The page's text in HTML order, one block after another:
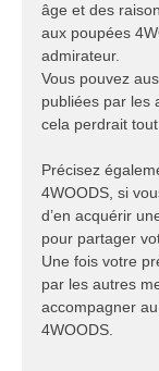
âge et des
aux poupées
admirateur.
Vous pouvez
publiées par les
cela perdrait
Précisez
4WOODS, si
d’en acquérir
pour partager
Une fois votre
par les autres
accompagner
4WOODS.